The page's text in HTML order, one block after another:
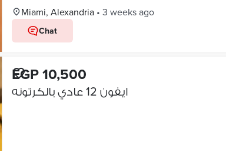
Miami, Alexandria • 3 weeks ago
Chat
EGP 10,500
ايفون 12 عادي بالكرتونه